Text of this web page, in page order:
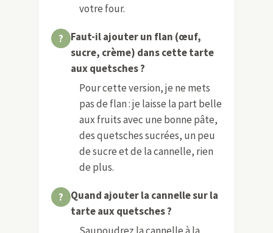
votre four.
Faut-il ajouter un flan (œuf,
sucre, crème) dans cette tarte
aux quetsches ?
Pour cette version, je ne mets
pas de flan : je laisse la part belle
aux fruits avec une bonne pâte,
des quetsches sucrées, un peu
de sucre et de la cannelle, rien
de plus.
Quand ajouter la cannelle sur la
tarte aux quetsches ?